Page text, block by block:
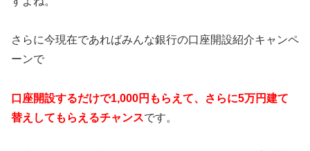
さらに今現在であればみんな銀行の口座開設紹介キャンペ
ーンで
口座開設するだけで1,000円もらえて、さらに5万円建て
替えしてもらえるチャンスです。